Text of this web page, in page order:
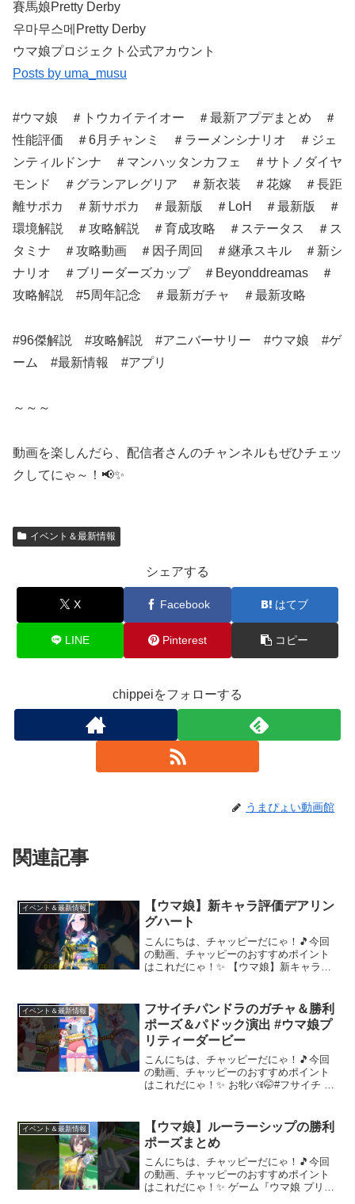
賽馬娘Pretty Derby
우마무스메Pretty Derby
ウマ娘プロジェクト公式アカウント
Posts by uma_musu
#ウマ娘 ＃トウカイテイオー ＃最新アプデまとめ ＃
性能評価 ＃6月チャンミ ＃ラーメンシナリオ ＃ジェ
ンティルドンナ ＃マンハッタンカフェ ＃サトノダイヤ
モンド ＃グランアレグリア ＃新衣装 ＃花嫁 ＃長距
離サポカ ＃新サポカ ＃最新版 ＃LoH ＃最新版 ＃
環境解説 ＃攻略解説 ＃育成攻略 ＃ステータス ＃ス
タミナ ＃攻略動画 ＃因子周回 ＃継承スキル ＃新シ
ナリオ ＃ブリーダーズカップ ＃Beyonddreamas ＃
攻略解説 #5周年記念 ＃最新ガチャ ＃最新攻略
#96傑解説 #攻略解説 #アニバーサリー #ウマ娘 #ゲ
ーム #最新情報 #アプリ
～～～
動画を楽しんだら、配信者さんのチャンネルもぜひチェッ
クしてにゃ～！📢✨
イベント＆最新情報
シェアする
X Facebook はてブ
LINE Pinterest コピー
chippeiをフォローする
うまぴょい動画館
関連記事
イベント＆最新情報
【ウマ娘】新キャラ評価デアリン
グハート
こんにちは、チャッピーだにゃ！🎵今回
の動画、チャッピーのおすすめポイント
はこれだにゃ！✨ 【ウマ娘】新キャラ評
でも個人的な意見です～～～ 動画を楽
し...
イベント＆最新情報
フサイチパンドラのガチャ＆勝利
ポーズ＆パドック演出 #ウマ娘プ
リティーダービー
こんにちは、チャッピーだにゃ！🎵今回
の動画、チャッピーのおすすめポイント
はこれだにゃ！✨ お牝バꉂ🤭#フサイチ #
ラ #ブルマ～～～ 動画を楽しんだら、...
イベント＆最新情報
【ウマ娘】ルーラーシップの勝利
ポーズまとめ
こんにちは、チャッピーだにゃ！🎵今回
の動画、チャッピーのおすすめポイント
はこれだにゃ！✨ ゲーム『ウマ娘 プリテ